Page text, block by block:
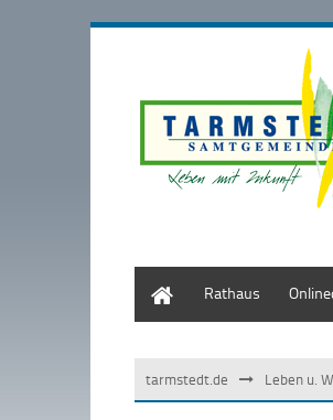
Rathaus
tarmstedt.de Leben u.